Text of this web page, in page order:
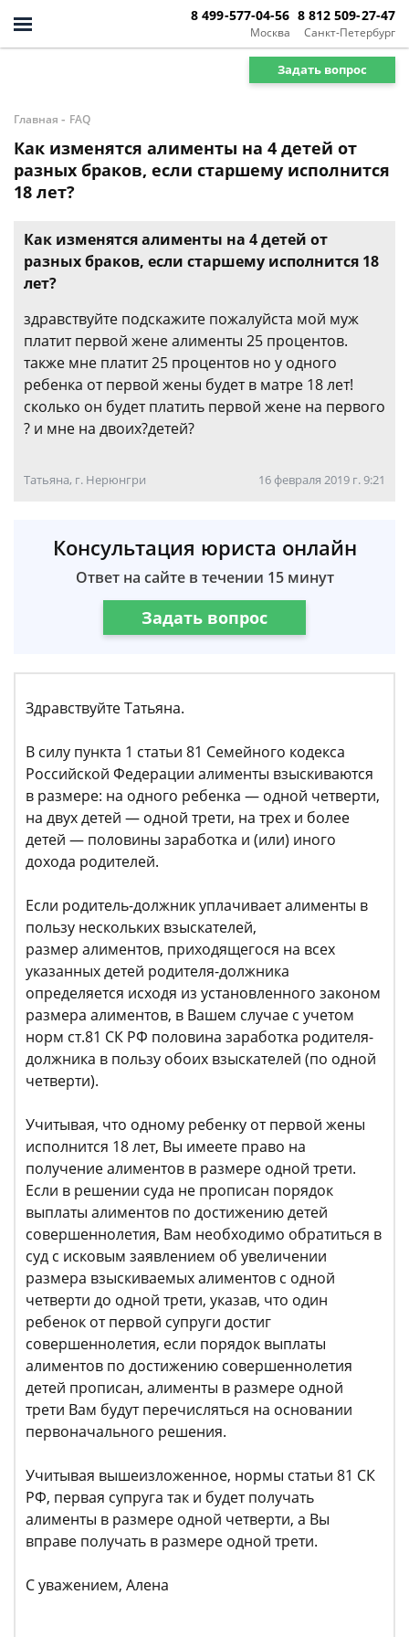
Москва
8 499-577-04-56
Санкт-Петербург
8 812 509-27-47
Задать вопрос
Главная - FAQ
Как изменятся алименты на 4 детей от
разных браков, если старшему исполнится
18 лет?
Как изменятся алименты на 4 детей от
разных браков, если старшему исполнится 18
лет?
здравствуйте подскажите пожалуйста мой муж
платит первой жене алименты 25 процентов.
также мне платит 25 процентов но у одного
ребенка от первой жены будет в матре 18 лет!
сколько он будет платить первой жене на первого
? и мне на двоих?детей?
Татьяна, г. Нерюнгри 16 февраля 2019 г. 9:21
Консультация юриста онлайн
Ответ на сайте в течении 15 минут
Задать вопрос
Здравствуйте Татьяна.
В силу пункта 1 статьи 81 Семейного кодекса
Российской Федерации алименты взыскиваются
в размере: на одного ребенка — одной четверти,
на двух детей — одной трети, на трех и более
детей — половины заработка и (или) иного
дохода родителей.
Если родитель-должник уплачивает алименты в
пользу нескольких взыскателей,
размер алиментов, приходящегося на всех
указанных детей родителя-должника
определяется исходя из установленного законом
размера алиментов, в Вашем случае с учетом
норм ст.81 СК РФ половина заработка родителя-
должника в пользу обоих взыскателей (по одной
четверти).
Учитывая, что одному ребенку от первой жены
исполнится 18 лет, Вы имеете право на
получение алиментов в размере одной трети.
Если в решении суда не прописан порядок
выплаты алиментов по достижению детей
совершеннолетия, Вам необходимо обратиться в
суд с исковым заявлением об увеличении
размера взыскиваемых алиментов с одной
четверти до одной трети, указав, что один
ребенок от первой супруги достиг
совершеннолетия, если порядок выплаты
алиментов по достижению совершеннолетия
детей прописан, алименты в размере одной
трети Вам будут перечисляться на основании
первоначального решения.
Учитывая вышеизложенное, нормы статьи 81 СК
РФ, первая супруга так и будет получать
алименты в размере одной четверти, а Вы
вправе получать в размере одной трети.
С уважением, Алена